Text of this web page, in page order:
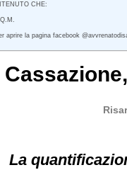
CHE:
aprire la pagina facebook
Cassazione,
La